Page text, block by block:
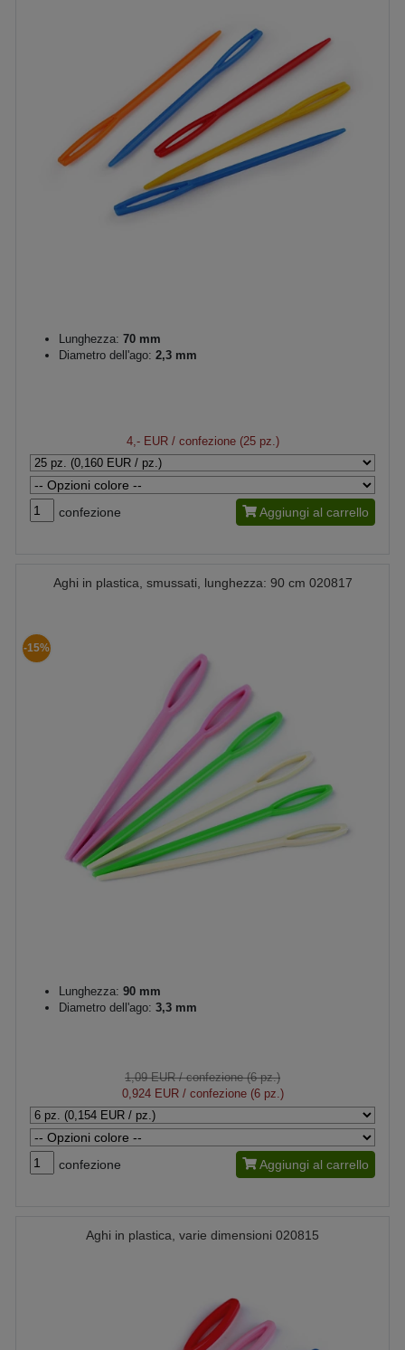
Lunghezza: 70 mm
Diametro dell'ago: 2,3 mm
4,- EUR/ confezione (25 pz.)
confezione Aggiungi al carrello
Aghi in plastica, smussati, lunghezza: 90 cm 020817
-15%
Lunghezza: 90 mm
Diametro dell'ago: 3,3 mm
1,09 EUR/ confezione (6 pz.)
0,924 EUR/ confezione (6 pz.)
confezione Aggiungi al carrello
Aghi in plastica, varie dimensioni 020815